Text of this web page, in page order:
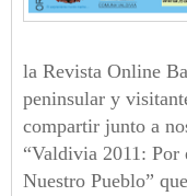
la Revista Online
peninsular y
compartir junto a
“Valdivia 2011:
Nuestro Pueblo”